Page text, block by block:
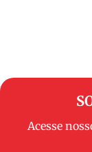
Acesse